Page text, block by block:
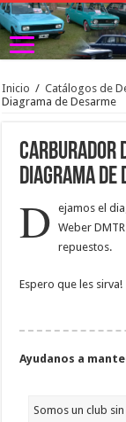
Inicio / Catálogos de
Diagrama de Desarme
Carburador
Diagrama de
D
ejamos el
Weber
repuestos.
Espero que les sirva!
Ayudanos a
Somos un club